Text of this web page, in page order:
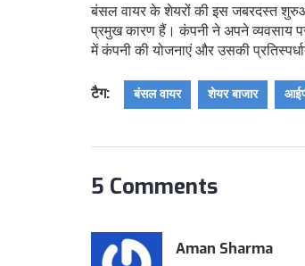
बंसल वायर के शेयरों की इस जबरदस्त
प्रमुख कारण हैं। कंपनी ने अपने व्यवसाय
में कंपनी की योजनाएं और उसकी
टैग: बंसल वायर शेयर बाजार
5 Comments
Aman Sharma